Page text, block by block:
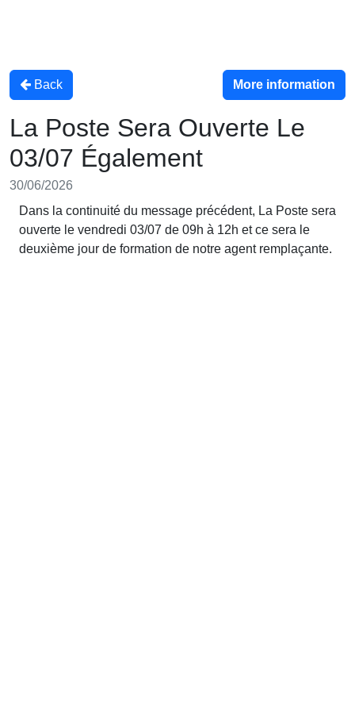
Back More information
La Poste Sera Ouverte Le
03/07 Également
30/06/2026
Dans la continuité du message précédent, La Poste sera
ouverte le vendredi 03/07 de 09h à 12h et ce sera le
deuxième jour de formation de notre agent remplaçante.